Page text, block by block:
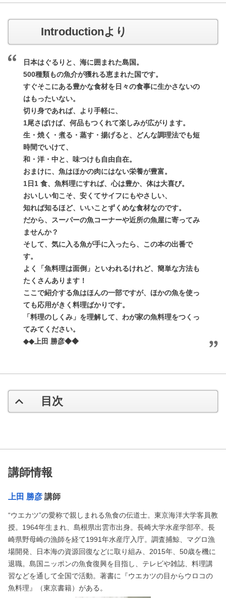
Introductionより
日本はぐるりと、海に囲まれた島国。
500種類もの魚介が獲れる恵まれた国です。
すぐそこにある豊かな食材を日々の食事に生かさないの
はもったいない。
切り身であれば、より手軽に、
1尾さばけば、何品もつくれて楽しみが広がります。
生・焼く・煮る・蒸す・揚げると、どんな調理法でも短
時間でいけて、
和・洋・中と、味つけも自由自在。
おまけに、魚はほかの肉にはない栄養が豊富。
1日1 食、魚料理にすれば、心は豊か、体は大喜び。
おいしい旬こそ、安くてサイフにもやさしい、
知れば知るほど、いいことずくめな食材なのです。
だから、スーパーの魚コーナーや近所の魚屋に寄ってみ
ませんか？
そして、気に入る魚が手に入ったら、この本の出番で
す。
よく「魚料理は面倒」といわれるけれど、簡単な方法も
たくさんあります！
ここで紹介する魚はほんの一部ですが、ほかの魚を使っ
ても応用がきく料理ばかりです。
「料理のしくみ」を理解して、わが家の魚料理をつくっ
てみてください。
◆◆上田 勝彦◆◆
目次
講師情報
上田 勝彦 講師
“ウエカツ”の愛称で親しまれる魚食の伝道士。東京海洋大学客員教
授。1964年生まれ、島根県出雲市出身。長崎大学水産学部卒。長
崎県野母崎の漁師を経て1991年水産庁入庁。調査捕鯨、マグロ漁
場開発、日本海の資源回復などに取り組み、2015年、50歳を機に
退職。島国ニッポンの魚食復興を目指し、テレビや雑誌、料理講
習などを通して全国で活動。著書に『ウエカツの目からウロコの
魚料理』（東京書籍）がある。